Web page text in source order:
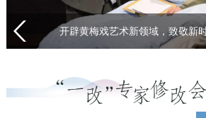
开辟黄梅戏艺术新领域，致敬新